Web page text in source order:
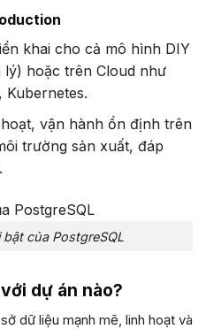
khai cho cả mô hình DIY
hoặc trên Cloud như
Kubernetes.
vận hành ổn định trên
trường sản xuất, đáp
của PostgreSQL
dự án nào?
dữ liệu mạnh mẽ, linh hoạt và